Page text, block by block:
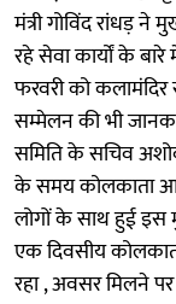
मंत्री गोविंद रांधड़ ने
रहे सेवा कार्यों के बारे
फरवरी को कलामंदिर
सम्मेलन की भी
समिति के सचिव
के समय कोलकाता आने
लोगों के साथ हुई इस
एक दिवसीय
रहा , अवसर मिलने पर